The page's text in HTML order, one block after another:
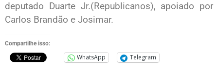
deputado Duarte Jr.(Republicanos), apoiado por
Carlos Brandão e Josimar.
Compartilhe isso:
WhatsApp Telegram